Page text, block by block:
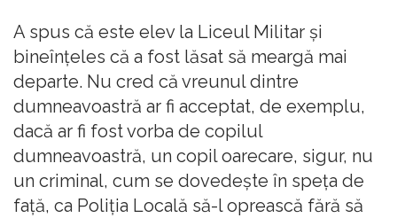
A spus că este elev la Liceul Militar şi
bineînţeles că a fost lăsat să meargă mai
departe. Nu cred că vreunul dintre
dumneavoastră ar fi acceptat, de exemplu,
dacă ar fi fost vorba de copilul
dumneavoastră, un copil oarecare, sigur, nu
un criminal, cum se dovedeşte în speţa de
faţă, ca Poliţia Locală să-l oprească fără să